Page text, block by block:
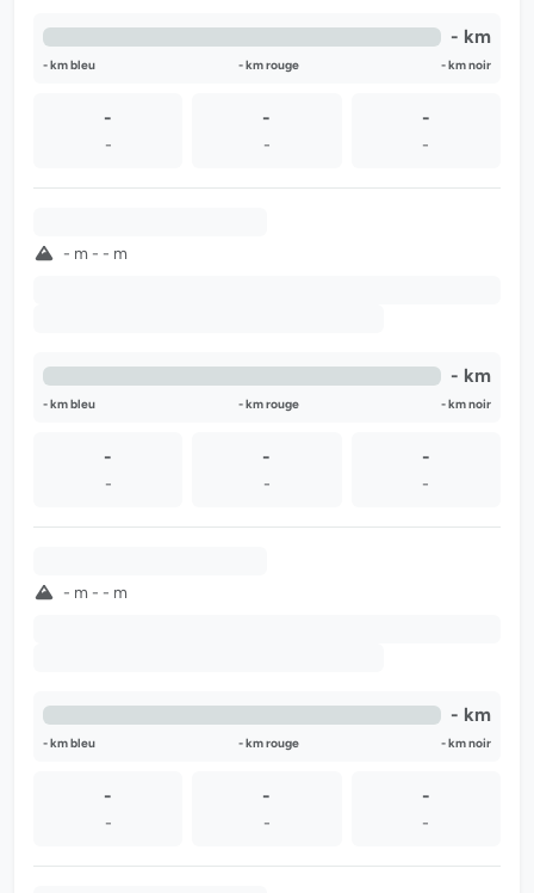
- km
- km bleu - km rouge - km noir
-
-
-
-
-
-
- m - - m
- km
- km bleu - km rouge - km noir
-
-
-
-
-
-
- m - - m
- km
- km bleu - km rouge - km noir
-
-
-
-
-
-